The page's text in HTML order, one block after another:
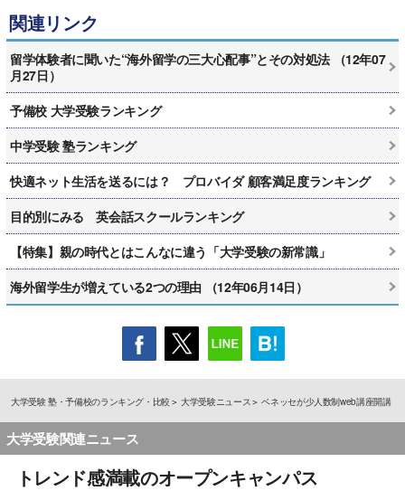
関連リンク
留学体験者に聞いた“海外留学の三大心配事”とその対処法 （12年07
月27日）
予備校 大学受験ランキング
中学受験 塾ランキング
快適ネット生活を送るには？ プロバイダ 顧客満足度ランキング
目的別にみる 英会話スクールランキング
【特集】親の時代とはこんなに違う「大学受験の新常識」
海外留学生が増えている2つの理由 （12年06月14日）
大学受験 塾・予備校のランキング・比較 大学受験ニュース ベネッセが少人数制web講座開講
大学受験関連ニュース
トレンド感満載のオープンキャンパス